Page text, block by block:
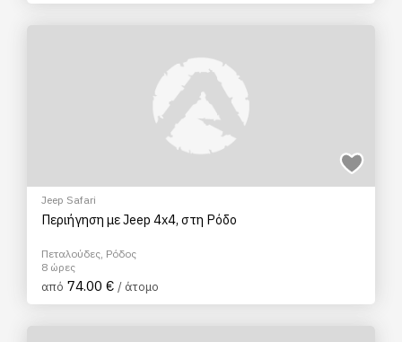
Jeep Safari
Περιήγηση με Jeep 4x4, στη Ρόδο
Πεταλούδες, Ρόδος
8 ώρες
από 74.00 € / άτομο